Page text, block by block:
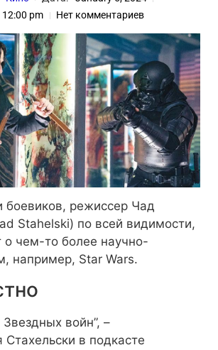
12:00 pm Нет комментариев
боевиков, режиссер Чад
Stahelski) по всей видимости,
о чем-то более научно-
например, Star Wars.
Звездных войн”, –
Стахельски в подкасте